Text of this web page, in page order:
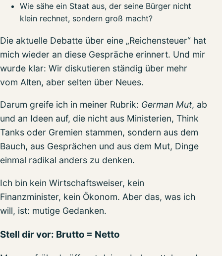
Wie sähe ein Staat aus, der seine Bürger nicht
klein rechnet, sondern groß macht?
Die aktuelle Debatte über eine „Reichensteuer“ hat
mich wieder an diese Gespräche erinnert. Und mir
wurde klar: Wir diskutieren ständig über mehr
vom Alten, aber selten über Neues.
Darum greife ich in meiner Rubrik: German Mut, ab
und an Ideen auf, die nicht aus Ministerien, Think
Tanks oder Gremien stammen, sondern aus dem
Bauch, aus Gesprächen und aus dem Mut, Dinge
einmal radikal anders zu denken.
Ich bin kein Wirtschaftsweiser, kein
Finanzminister, kein Ökonom. Aber das, was ich
will, ist: mutige Gedanken.
Stell dir vor: Brutto = Netto